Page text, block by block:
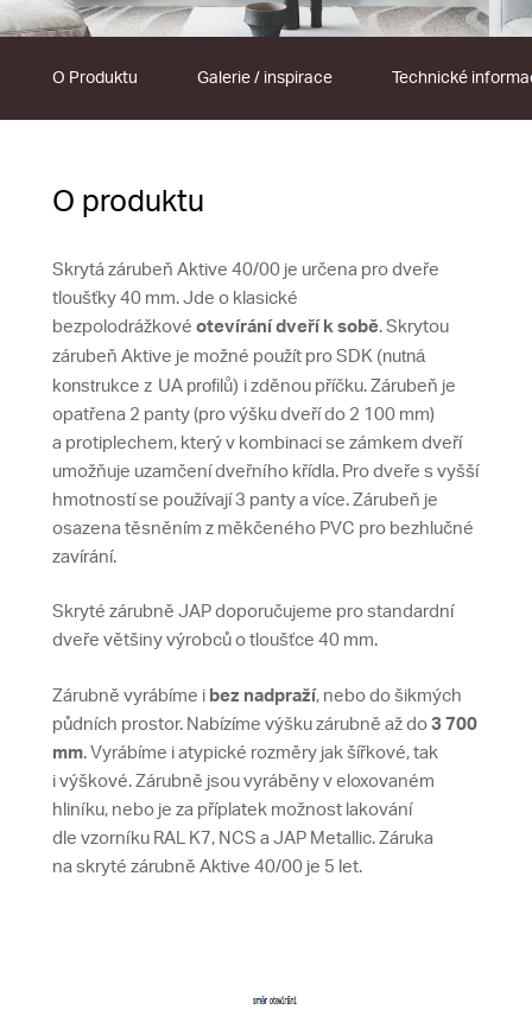
O Produktu Galerie / inspirace Technické
O produktu
Skrytá zárubeň Aktive 40/00 je určena pro dveře
tloušťky 40 mm. Jde o klasické
bezpolodrážkové otevírání dveří k sobě. Skrytou
zárubeň Aktive je možné použít pro SDK (nutná
konstrukce z UA profilů) i zděnou příčku. Zárubeň je
opatřena 2 panty (pro výšku dveří do 2 100 mm)
a protiplechem, který v kombinaci se zámkem dveří
umožňuje uzamčení dveřního křídla. Pro dveře s vyšší
hmotností se používají 3 panty a více. Zárubeň je
osazena těsněním z měkčeného PVC pro bezhlučné
zavírání.
Skryté zárubně JAP doporučujeme pro standardní
dveře většiny výrobců o tloušťce 40 mm.
Zárubně vyrábíme i bez nadpraží, nebo do šikmých
půdních prostor. Nabízíme výšku zárubně až do 3 700
mm. Vyrábíme i atypické rozměry jak šířkové, tak
i výškové. Zárubně jsou vyráběny v eloxovaném
hliníku, nebo je za příplatek možnost lakování
dle vzorníku RAL K7, NCS a JAP Metallic. Záruka
na skryté zárubně Aktive 40/00 je 5 let.